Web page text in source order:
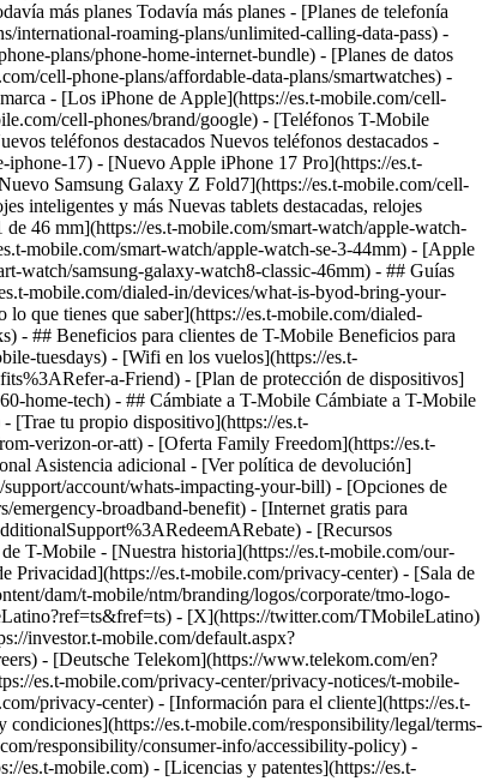
más planes Todavía más planes - [Planes de telefonía
international-roaming-plans/unlimited-calling-data-pass) -
plans/phone-home-internet-bundle) - [Planes de datos
cell-phone-plans/affordable-data-plans/smartwatches) -
- [Los iPhone de Apple](https://es.t-mobile.com/cell-
cell-phones/brand/google) - [Teléfonos T-Mobile
teléfonos destacados Nuevos teléfonos destacados -
17) - [Nuevo Apple iPhone 17 Pro](https://es.t-
Samsung Galaxy Z Fold7](https://es.t-mobile.com/cell-
inteligentes y más Nuevas tablets destacadas, relojes
46 mm](https://es.t-mobile.com/smart-watch/apple-watch-
mobile.com/smart-watch/apple-watch-se-3-44mm) - [Apple
watch/samsung-galaxy-watch8-classic-46mm) - ## Guías
mobile.com/dialed-in/devices/what-is-byod-bring-your-
que tienes que saber](https://es.t-mobile.com/dialed-
- ## Beneficios para clientes de T-Mobile Beneficios para
tuesdays) - [Wifi en los vuelos](https://es.t-
a-Friend) - [Plan de protección de dispositivos]
home-tech) - ## Cámbiate a T-Mobile Cámbiate a T-Mobile
[Trae tu propio dispositivo](https://es.t-
verizon-or-att) - [Oferta Family Freedom](https://es.t-
Asistencia adicional - [Ver política de devolución]
account/whats-impacting-your-bill) - [Opciones de
emergency-broadband-benefit) - [Internet gratis para
- [Recursos
T-Mobile - [Nuestra historia](https://es.t-mobile.com/our-
es.t-mobile.com/privacy-center) - [Sala de
dam/t-mobile/ntm/branding/logos/corporate/tmo-logo-
- [X](https://twitter.com/TMobileLatino)
investor.t-mobile.com/default.aspx?
- [Deutsche Telekom](https://www.telekom.com/en?
es.t-mobile.com/privacy-center/privacy-notices/t-mobile-
privacy-center) - [Información para el cliente](https://es.t-
es.t-mobile.com/responsibility/legal/terms-
responsibility/consumer-info/accessibility-policy) -
es.t-mobile.com) - [Licencias y patentes](https://es.t-